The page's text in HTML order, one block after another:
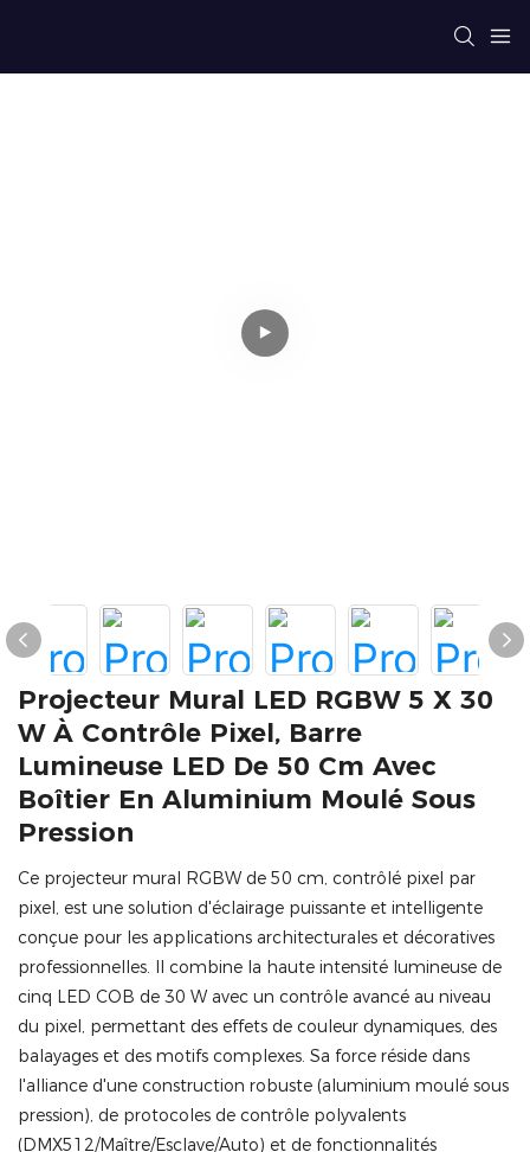
Projecteur Mural LED RGBW 5 X 30
W À Contrôle Pixel, Barre
Lumineuse LED De 50 Cm Avec
Boîtier En Aluminium Moulé Sous
Pression
Ce projecteur mural RGBW de 50 cm, contrôlé pixel par
pixel, est une solution d'éclairage puissante et intelligente
conçue pour les applications architecturales et décoratives
professionnelles. Il combine la haute intensité lumineuse de
cinq LED COB de 30 W avec un contrôle avancé au niveau
du pixel, permettant des effets de couleur dynamiques, des
balayages et des motifs complexes. Sa force réside dans
l'alliance d'une construction robuste (aluminium moulé sous
pression), de protocoles de contrôle polyvalents
(DMX512/Maître/Esclave/Auto) et de fonctionnalités